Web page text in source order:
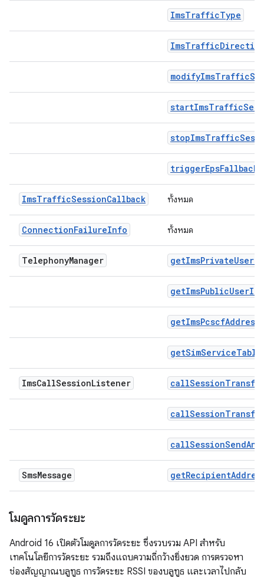
ImsTrafficType
triggerEpsFallback
ImsTrafficSessionCallback ทั้งหมด
ConnectionFailureInfo ทั้งหมด
TelephonyManager
getSimServiceTable
ImsCallSessionListener
SmsMessage
โมดูลการวัดระยะ
Android 16 เปิดตัวโมดูลการวัดระยะ ซึ่งรวบรวม API สำหรับ
เทคโนโลยีการวัดระยะ รวมถึงแถบความถี่กว้างยิ่งยวด การตรวจหา
ช่องสัญญาณบลูทูธ การวัดระยะ RSSI ของบลูทูธ และเวลาไปกลับ